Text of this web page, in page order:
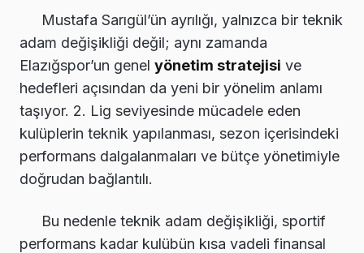
Mustafa Sarıgül’ün ayrılığı, yalnızca bir teknik
adam değişikliği değil; aynı zamanda
Elazığspor’un genel yönetim stratejisi ve
hedefleri açısından da yeni bir yönelim anlamı
taşıyor. 2. Lig seviyesinde mücadele eden
kulüplerin teknik yapılanması, sezon içerisindeki
performans dalgalanmaları ve bütçe yönetimiyle
doğrudan bağlantılı.
Bu nedenle teknik adam değişikliği, sportif
performans kadar kulübün kısa vadeli finansal